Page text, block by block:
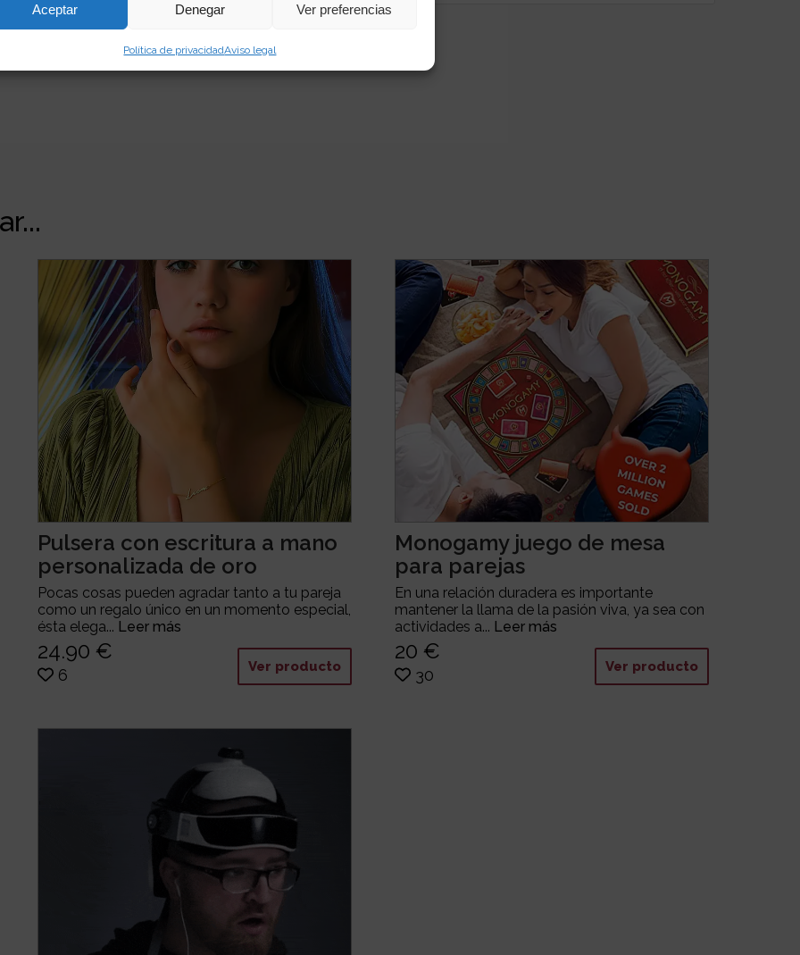
Aceptar Denegar Ver preferencias
Política de privacidadAviso legal
Pulsera con escritura a mano
personalizada de oro
Pocas cosas pueden agradar tanto a tu pareja
como un regalo único en un momento especial,
ésta elega... Leer más
24.90 €
6 Ver producto
Monogamy juego de mesa
para parejas
En una relación duradera es importante
mantener la llama de la pasión viva, ya sea con
actividades a... Leer más
20 €
30 Ver producto